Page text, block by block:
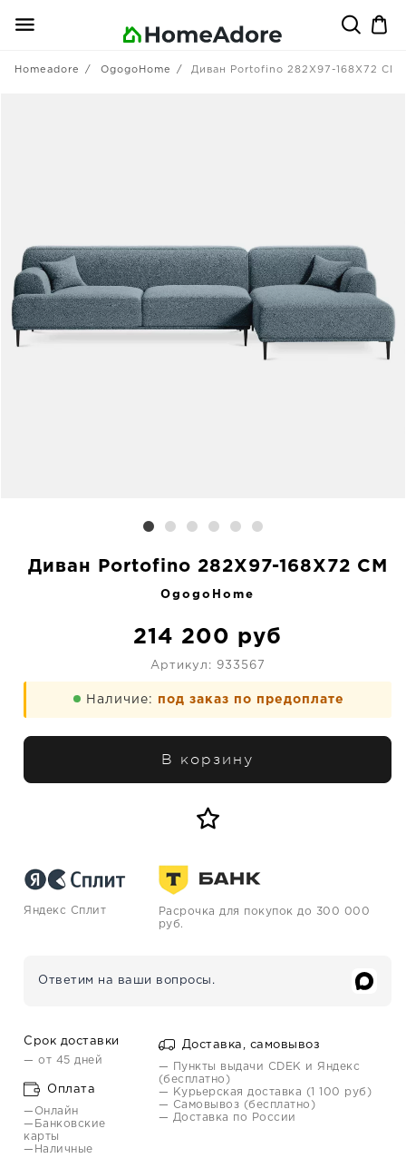
Homeadore OgogoHome Диван Portofino 282X97-168X72 CM
Диван Portofino 282X97-168X72 CM
OgogoHome
214 200 руб
Артикул: 933567
Наличие: под заказ по предоплате
В корзину
Яндекс Сплит
Расрочка для покупок до 300 000
руб.
Ответим на ваши вопросы.
Срок доставки
— от 45 дней
Оплата
—Онлайн
—Банковские
карты
—Наличные
Доставка, самовывоз
— Пункты выдачи CDEK и Яндекс
(бесплатно)
— Курьерская доставка (1 100 руб)
— Самовывоз (бесплатно)
— Доставка по России